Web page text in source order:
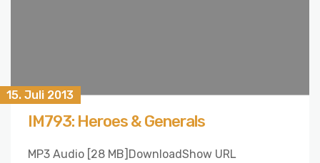
15. Juli 2013
IM793: Heroes & Generals
MP3 Audio [28 MB]DownloadShow URL